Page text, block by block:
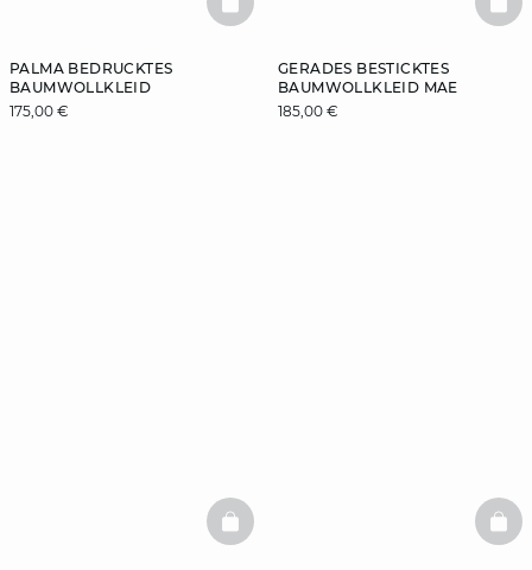
PALMA BEDRUCKTES
BAUMWOLLKLEID
175,00 €
BASKETFULL
GERADES BESTICKTES
BAUMWOLLKLEID MAE
185,00 €
BASKETFULL